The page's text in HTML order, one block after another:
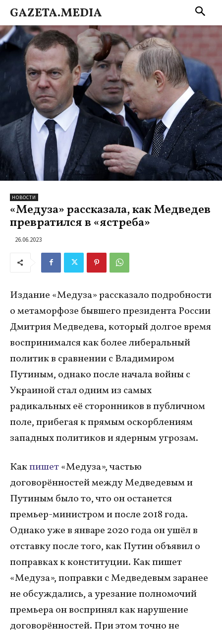
GAZETA.MEDIA
НОВОСТИ
«Медуза» рассказала, как Медведев
превратился в «ястреба»
26.06.2023
Издание «Медуза» рассказало подробности
о метаморфозе бывшего президента России
Дмитрия Медведева, который долгое время
воспринимался как более либеральный
политик в сравнении с Владимиром
Путиным, однако после начала войны с
Украиной стал одним из самых
радикальных её сторонников в публичном
поле, прибегая к прямым оскорблениям
западных политиков и ядерным угрозам.
Какпишет«Медуза», частью
договорённостей между Медведевым и
Путиным было то, что он останется
премьер-министром и после 2018 года.
Однако уже в январе 2020 года он ушёл в
отставку после того, как Путин объявил о
поправках к конституции. Как пишет
«Медуза», поправки с Медведевым заранее
не обсуждались, а урезание полномочий
премьера он воспринял как нарушение
договорённостей. При этом точно не